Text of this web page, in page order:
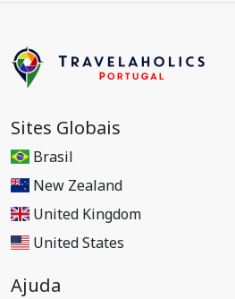
Sites Globais
Brasil
New Zealand
United Kingdom
United States
Ajuda